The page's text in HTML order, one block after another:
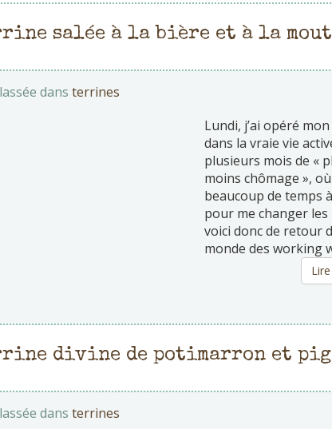
salée à la bière et à la
dans terrines
Lundi, j’ai opéré
dans la vraie vie
plusieurs mois de «
moins chômage », où
beaucoup de temps
pour me changer les
voici donc de retour
monde des working
divine de potimarron et
dans terrines